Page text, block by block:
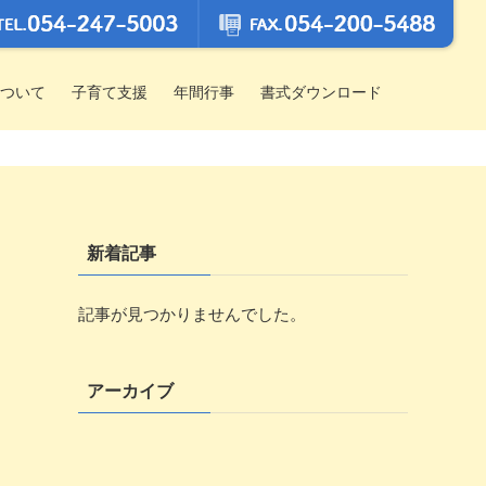
いて 子育て支援 年間行事 書式ダウンロード
新着記事
記事が見つかりませんでした。
アーカイブ